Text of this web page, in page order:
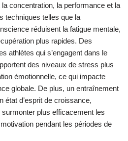
concentration, la performance et la
techniques telles que la
réduisent la fatigue mentale,
plus rapides. Des
athlètes qui s’engagent dans le
des niveaux de stress plus
émotionnelle, ce qui impacte
globale. De plus, un entraînement
état d’esprit de croissance,
plus efficacement les
pendant les périodes de